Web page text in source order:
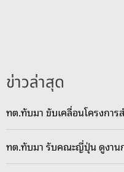
ข่าวล่าสุด
ทต.ทับมา ขับเคลื่อนโครงการ
ทต.ทับมา รับคณะญี่ปุ่น ดูงา